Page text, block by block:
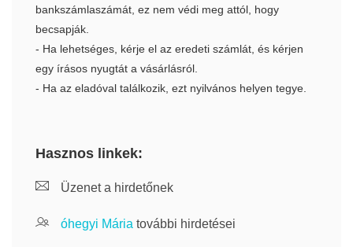
bankszámlaszámát, ez nem védi meg attól, hogy
becsapják.
- Ha lehetséges, kérje el az eredeti számlát, és kérjen
egy írásos nyugtát a vásárlásról.
- Ha az eladóval találkozik, ezt nyilvános helyen tegye.
Hasznos linkek:
Üzenet a hirdetőnek
óhegyi Mária további hirdetései